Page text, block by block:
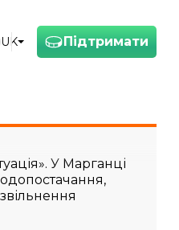
Підтримати
UK
У Марганці